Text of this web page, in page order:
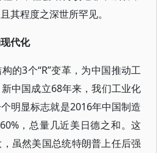
其程度之深世所罕见。
代化
的3个“R”变革，为中国推动工
中国成立68年来，我们工业化
明显标志就是2016年中国制造
，总量几近美日德之和。这
虽然美国总统特朗普上任后强